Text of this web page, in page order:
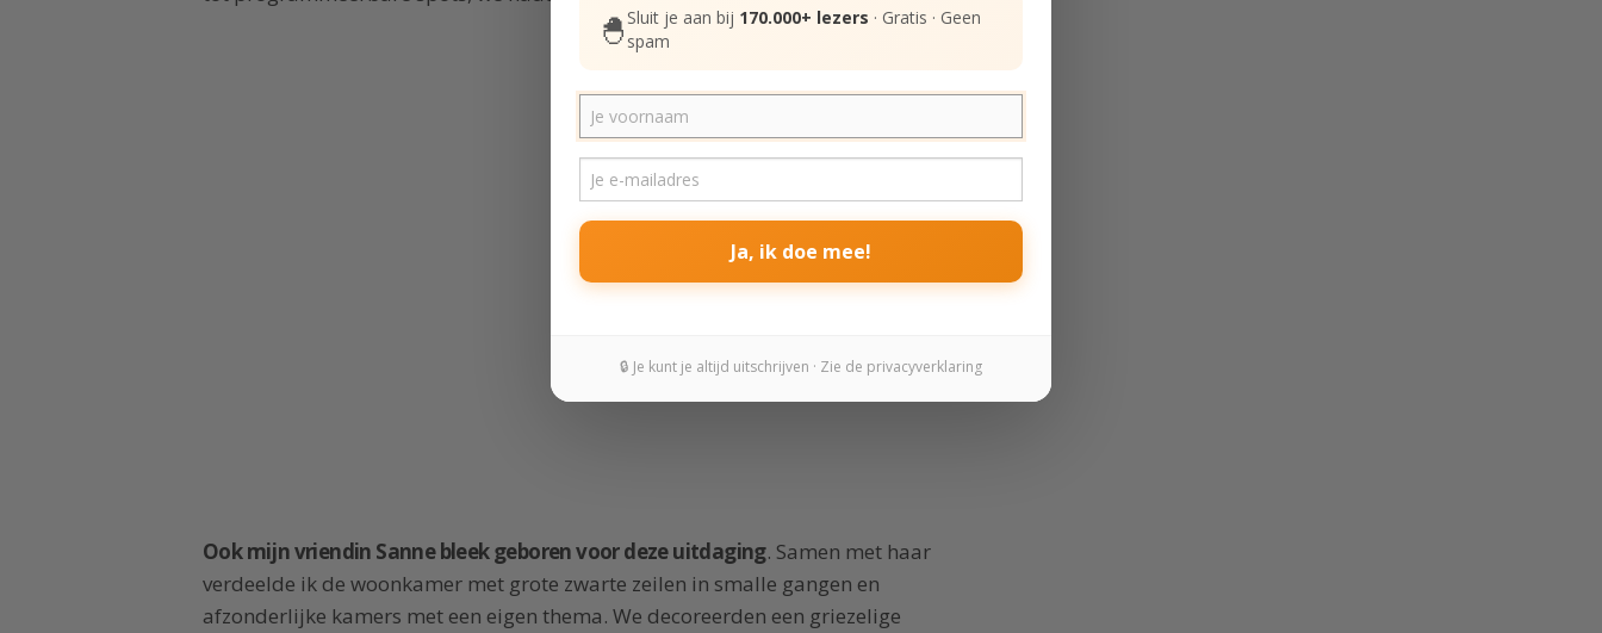
Ook mijn vriendin Sanne bleek geboren voor deze uitdaging. Samen met haar
verdeelde ik de woonkamer met grote zwarte zeilen in smalle gangen en
afzonderlijke kamers met een eigen thema. We decoreerden een griezelige
🐣 Sluit je aan bij 170.000+ lezers · Gratis · Geen
spam
Ja, ik doe mee!
🔒 Je kunt je altijd uitschrijven · Zie de privacyverklaring